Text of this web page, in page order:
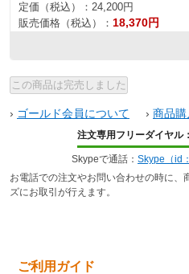
定価（税込）： 24,200円
販売価格（税込）： 18,370円
› ゴールド会員について › 商品
注文専用フリーダイヤル：
Skypeで通話： Skype（id
お電話での注文やお問い合わせの時に、
ズにお取引が行えます。
ご利用ガイド